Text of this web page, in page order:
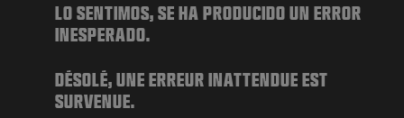
ATENCIÓN AL CLIENTE
INICIAR SESIÓN|REGISTRARSE
LO SENTIMOS, SE HA PRODUCIDO UN ERROR
INESPERADO.
DÉSOLÉ, UNE ERREUR INATTENDUE EST
SURVENUE.